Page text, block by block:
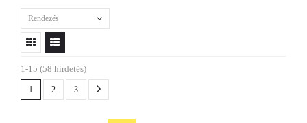
Rendezés
1-15 (58 hirdetés)
1 2 3